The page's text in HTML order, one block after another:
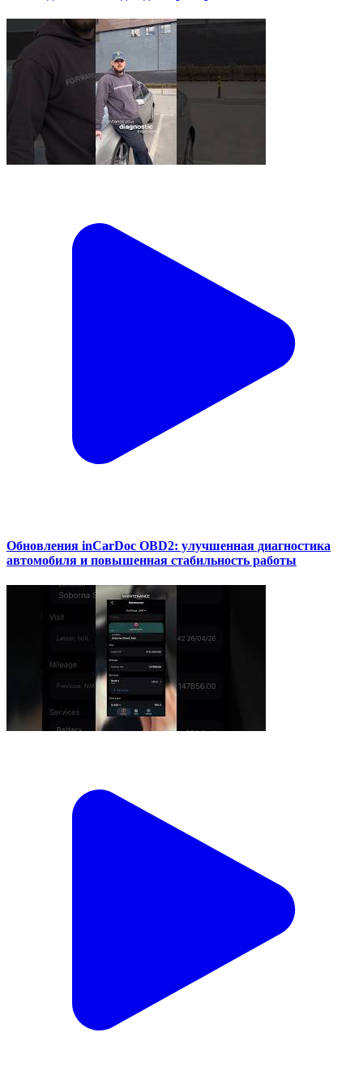
Обновления inCarDoc OBD2: улучшенная диагностика
автомобиля и повышенная стабильность работы